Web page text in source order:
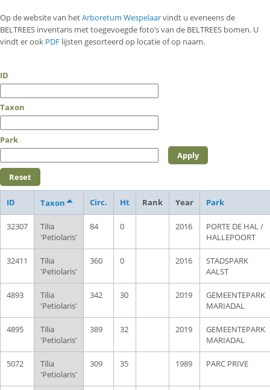
Op de website van hetArboretum Wespelaarvindt u eveneens de
BELTREES inventaris met toegevoegde foto’s van de BELTREES bomen. U
vindt er ook PDF lijsten gesorteerd op locatie of op naam.
ID
Taxon
Park
ID Taxon Circ. Ht Rank Year Park
32307
Tilia
'Petiolaris'
84 0 2016
PORTE DE HAL /
HALLEPOORT
32411
Tilia
'Petiolaris'
360 0 2016
STADSPARK
AALST
4893
Tilia
'Petiolaris'
342 30 2019
GEMEENTEPARK
MARIADAL
4895
Tilia
'Petiolaris'
389 32 2019
GEMEENTEPARK
MARIADAL
5072
Tilia
'Petiolaris'
309 35 1989 PARC PRIVE